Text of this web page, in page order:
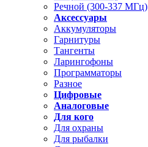
Речной (300-337 МГц)
Аксессуары
Аккумуляторы
Гарнитуры
Тангенты
Ларингофоны
Программаторы
Разное
Цифровые
Аналоговые
Для кого
Для охраны
Для рыбалки